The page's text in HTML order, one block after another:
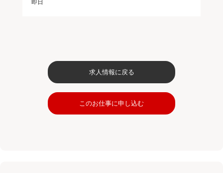
即日
求人情報に戻る
このお仕事に申し込む